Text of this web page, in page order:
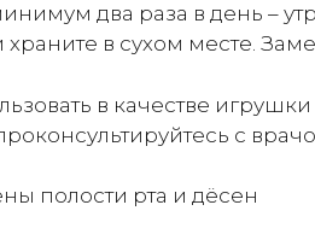
два раза в день –
в сухом месте.
в качестве
с
полости рта и дёсен